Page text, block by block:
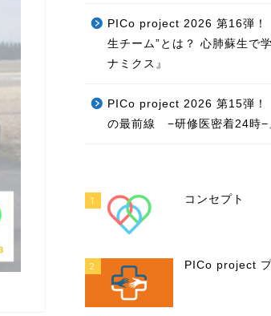
PICo project 2026 第16弾！
生チーム”とは？ 心肺蘇生で
ナミクス』
PICo project 2026 第15弾！
の最前線 −研修医密着24時−
1 コンセプト
2 PICo project